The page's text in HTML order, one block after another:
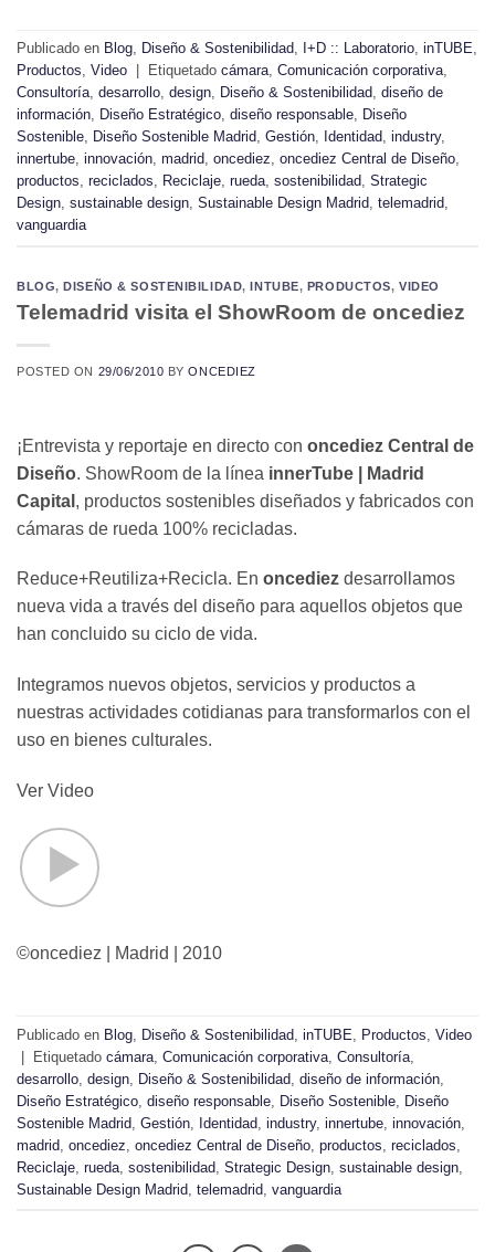
Publicado en Blog, Diseño & Sostenibilidad, I+D :: Laboratorio, inTUBE,
Productos, Video Etiquetado cámara, Comunicación corporativa,
Consultoría, desarrollo, design, Diseño & Sostenibilidad, diseño de
información, Diseño Estratégico, diseño responsable, Diseño
Sostenible, Diseño Sostenible Madrid, Gestión, Identidad, industry,
innertube, innovación, madrid, oncediez, oncediez Central de Diseño,
productos, reciclados, Reciclaje, rueda, sostenibilidad, Strategic
Design, sustainable design, Sustainable Design Madrid, telemadrid,
vanguardia
BLOG,DISEÑO & SOSTENIBILIDAD,INTUBE, PRODUCTOS,VIDEO
Telemadrid visita el ShowRoom de oncediez
POSTED ON 29/06/2010 BYONCEDIEZ
¡Entrevista y reportaje en directo con oncediez Central de
Diseño. ShowRoom de la línea innerTube | Madrid
Capital , productos sostenibles diseñados y fabricados con
cámaras de rueda 100% recicladas.
Reduce+Reutiliza+Recicla. En oncediez desarrollamos
nueva vida a través del diseño para aquellos objetos que
han concluido su ciclo de vida.
Integramos nuevos objetos, servicios y productos a
nuestras actividades cotidianas para transformarlos con el
uso en bienes culturales.
Ver Video
©oncediez | Madrid | 2010
Publicado en Blog Diseño & Sostenibilidad inTUBE Productos Video
| Etiquetado cámara Comunicación corporativa Consultoría
desarrollo design Diseño & Sostenibilidad diseño de información
Diseño Estratégico diseño responsable Diseño Sostenible Diseño
Sostenible Madrid Gestión Identidad industry, innertube innovación
madrid oncediez oncediez Central de Diseño productos reciclados
Reciclaje rueda sostenibilidad Strategic Design sustainable design
Sustainable Design Madrid telemadrid vanguardia